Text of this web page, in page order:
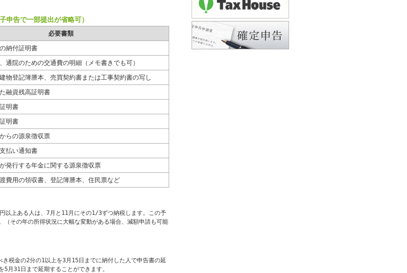
申告で一部提出が省略可）
必要書類
納付証明書
通院のための交通費の明細（メモ書きでも可）
物登記簿謄本、売買契約書または工事契約書の写し
融資残高証明書
明書
明書
らの源泉徴収票
払い通知書
発行する年金に関する源泉徴収票
費用の領収書、登記簿謄本、住民票など
以上ある人は、7月と11月にその1/3ずつ納税します。この予
（その年の所得状況に大幅な変動がある場合、減額申請も可能
税金の2分の1以上を3月15日までに納付した人で申告書の延
月31日まで延期することができます。